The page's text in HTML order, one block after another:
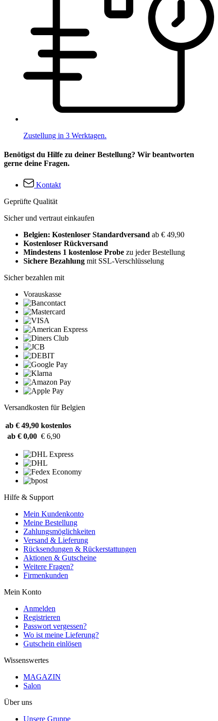
Zustellung in 3 Werktagen.
Benötigst du Hilfe zu deiner Bestellung? Wir beantworten
gerne deine Fragen.
Kontakt
Geprüfte Qualität
Sicher und vertraut einkaufen
Belgien: Kostenloser Standardversand ab € 49,90
Kostenloser Rückversand
Mindestens 1 kostenlose Probe zu jeder Bestellung
Sichere Bezahlung mit SSL-Verschlüsselung
Sicher bezahlen mit
Vorauskasse
Versandkosten für Belgien
ab € 49,90 kostenlos
ab € 0,00 € 6,90
Hilfe & Support
Mein Kundenkonto
Meine Bestellung
Zahlungsmöglichkeiten
Versand & Lieferung
Rücksendungen & Rückerstattungen
Aktionen & Gutscheine
Weitere Fragen?
Firmenkunden
Mein Konto
Anmelden
Registrieren
Passwort vergessen?
Wo ist meine Lieferung?
Gutschein einlösen
Wissenswertes
MAGAZIN
Salon
Über uns
Unsere Gruppe